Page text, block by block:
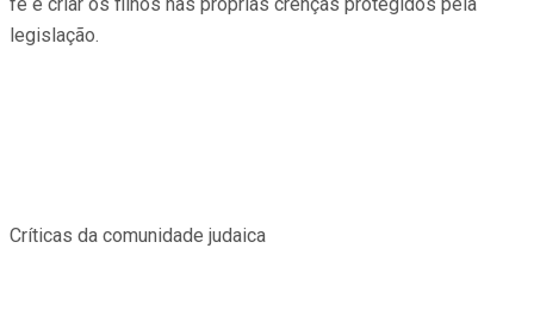
legislação.
Críticas da comunidade judaica